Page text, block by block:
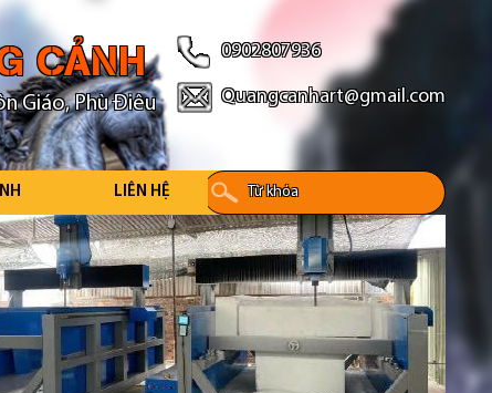
CẢNH
Giáo, Phù Điêu
0902807936
Quangcanhart@gmail.com
LIÊN HỆ